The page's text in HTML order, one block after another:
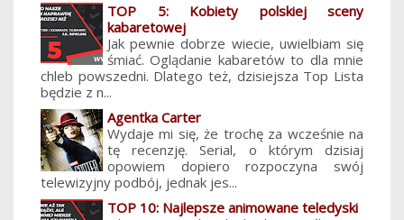
TOP 5: Kobiety polskiej sceny
kabaretowej
Jak pewnie dobrze wiecie, uwielbiam się
śmiać. Oglądanie kabaretów to dla mnie
chleb powszedni. Dlatego też, dzisiejsza Top Lista
będzie z n...
Agentka Carter
Wydaje mi się, że trochę za wcześnie na
tę recenzję. Serial, o którym dzisiaj
opowiem dopiero rozpoczyna swój
telewizyjny podbój, jednak jes...
TOP 10: Najlepsze animowane teledyski